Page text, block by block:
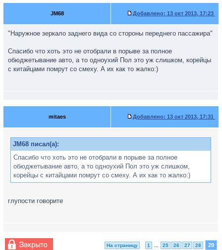
JM68 Добавлено: 13 окт 2013, 17:23
"Наружное зеркало заднего вида со стороны переднего пассажира"
Спасибо что хоть это не отобрали в порыве за полное
обюджетывание авто, а то одноухий Пол это уж слишком, корейцы
с китайцами помрут со смеху. А их как то жалко:)
mitaes Добавлено: 13 окт 2013, 17:31
JM68 писал(а):
Спасибо что хоть это не отобрали в порыве за полное
обюджетывание авто, а то одноухий Пол это уж слишком,
корейцы с китайцами помрут со смеху. А их как то жалко:)
глупости говорите
На страницу 1 25 26 27 28 29